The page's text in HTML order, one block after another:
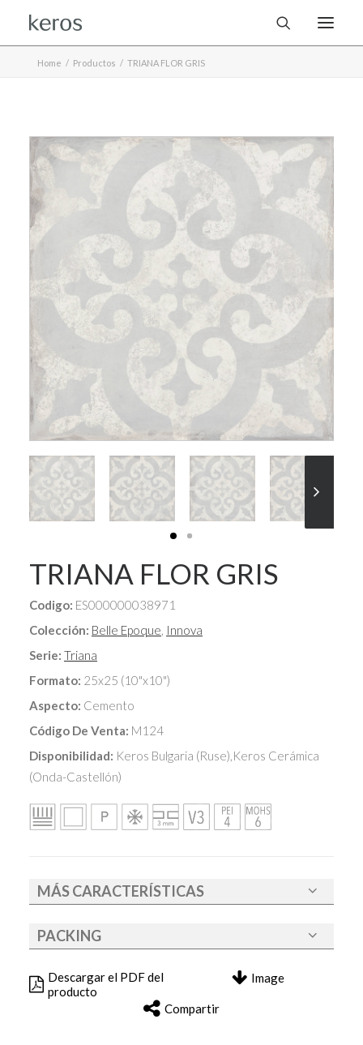
Home Productos TRIANA FLOR GRIS
TRIANA FLOR GRIS
Codigo: ES000000038971
Colección: Belle Epoque, Innova
Serie: Triana
Formato: 25x25 (10"x10")
Aspecto: Cemento
Código De Venta: M124
Disponibilidad: Keros Bulgaria (Ruse),Keros Cerámica
(Onda-Castellón)
MÁS CARACTERÍSTICAS
PACKING
Descargar el PDF del
producto
Image
Compartir